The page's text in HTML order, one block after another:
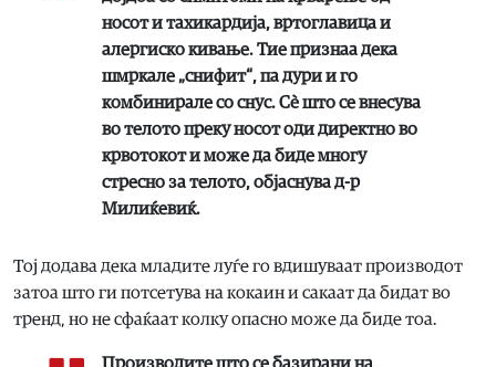
носот и тахикардија, вртоглавица и
алергиско кивање. Тие признаа дека
шмркале „снифит“, па дури и го
комбинирале со снус. Сè што се внесува
во телото преку носот оди директно во
крвотокот и може да биде многу
стресно за телото, објаснува д-р
Милиќевиќ.
Тој додава дека младите луѓе го вдишуваат производот
затоа што ги потсетува на кокаин и сакаат да бидат во
тренд, но не сфаќаат колку опасно може да биде тоа.